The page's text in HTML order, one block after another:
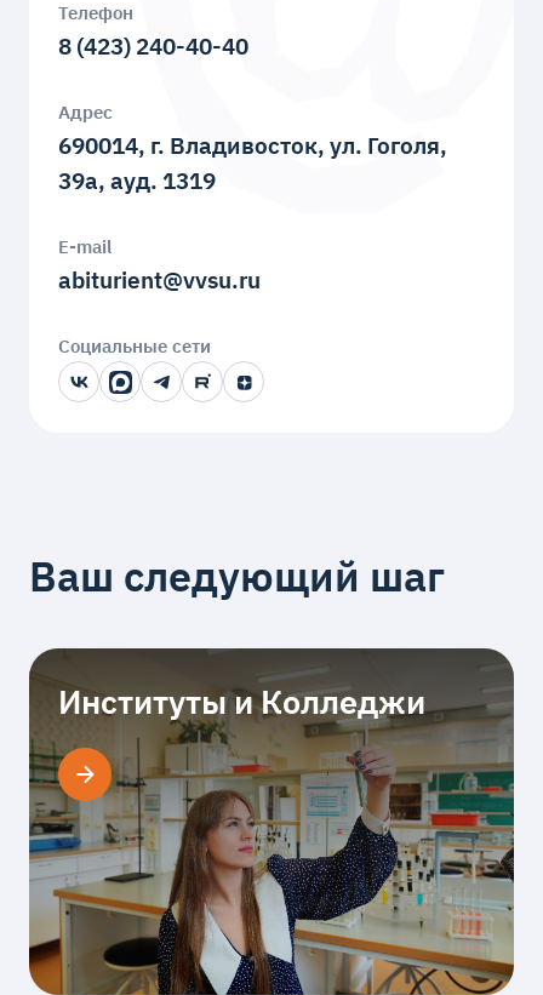
Телефон
8 (423) 240-40-40
Адрес
690014, г. Владивосток, ул. Гоголя,
39a, ауд. 1319
E-mail
abiturient@vvsu.ru
Социальные сети
Ваш следующий шаг
Институты и Колледжи